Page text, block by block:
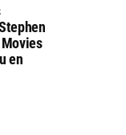
Movies
en